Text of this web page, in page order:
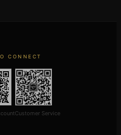
CONNECT
Customer Service